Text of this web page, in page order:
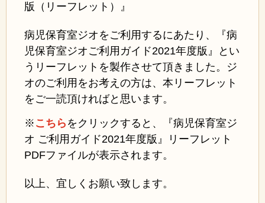
版（リーフレット）』
病児保育室ジオをご利用するにあたり、『病
児保育室ジオご利用ガイド2021年度版』とい
うリーフレットを製作させて頂きました。ジ
オのご利用をお考えの方は、本リーフレット
をご一読頂ければと思います。
※ こちら をクリックすると、『病児保育室ジ
オ ご利用ガイド2021年度版』リーフレット
PDFファイルが表示されます。
以上、宜しくお願い致します。